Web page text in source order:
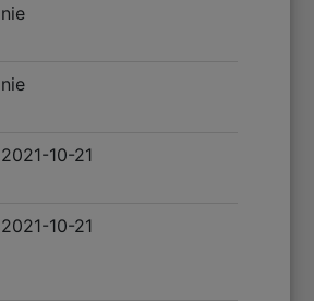
nie
nie
2021-10-21
2021-10-21